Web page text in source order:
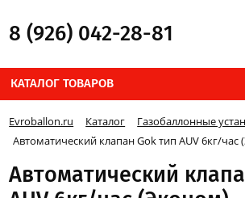
8 (926) 042-28-81
КАТАЛОГ ТОВАРОВ
Evroballon.ru Каталог
Газобаллонные
Автоматический клапан Gok тип AUV 6кг/час
Автоматический